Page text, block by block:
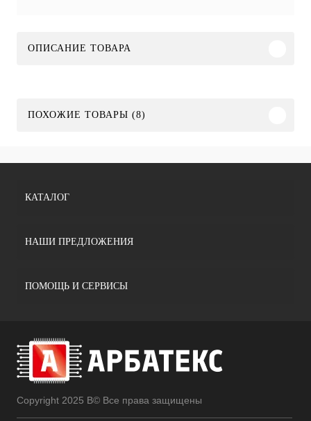
ОПИСАНИЕ ТОВАРА
ПОХОЖИЕ ТОВАРЫ (8)
КАТАЛОГ
НАШИ ПРЕДЛОЖЕНИЯ
ПОМОЩЬ И СЕРВИСЫ
Copyright 2025 В© Все права защищены